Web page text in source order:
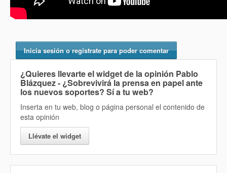
Inicia sesión o regístrate para poder comentar
¿Quieres llevarte el widget de la opinión Pablo
Blázquez - ¿Sobrevivirá la prensa en papel ante
los nuevos soportes? Sía tu web?
Inserta en tu web, blog o página personal el contenido de
esta opinión
Llévate el widget